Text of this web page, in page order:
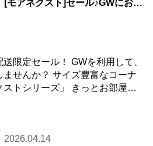
[モアネクスト]セール♪GWにお部
限定セール！ GWを利用して、
ズ豊富なコーナ
トシリーズ」 きっとお部屋の
2026.04.14